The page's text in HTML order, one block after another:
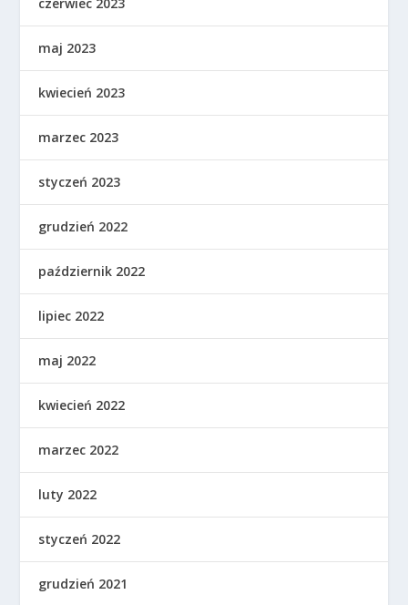
maj 2023
kwiecień 2023
marzec 2023
styczeń 2023
grudzień 2022
październik 2022
lipiec 2022
maj 2022
kwiecień 2022
marzec 2022
luty 2022
styczeń 2022
grudzień 2021